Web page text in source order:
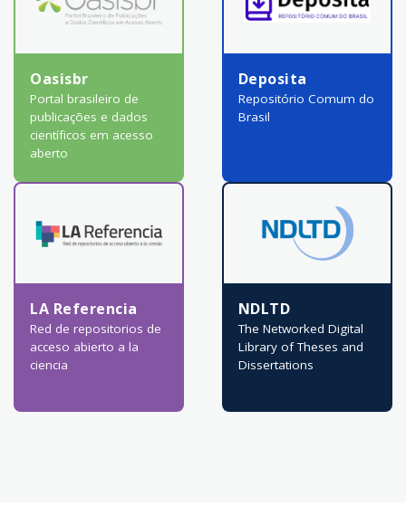
Oasisbr
Portal brasileiro de
publicações e dados
científicos em acesso
aberto
Deposita
Repositório Comum do
Brasil
LA Referencia
Red de repositorios de
acceso abierto a la
ciencia
NDLTD
The Networked Digital
Library of Theses and
Dissertations